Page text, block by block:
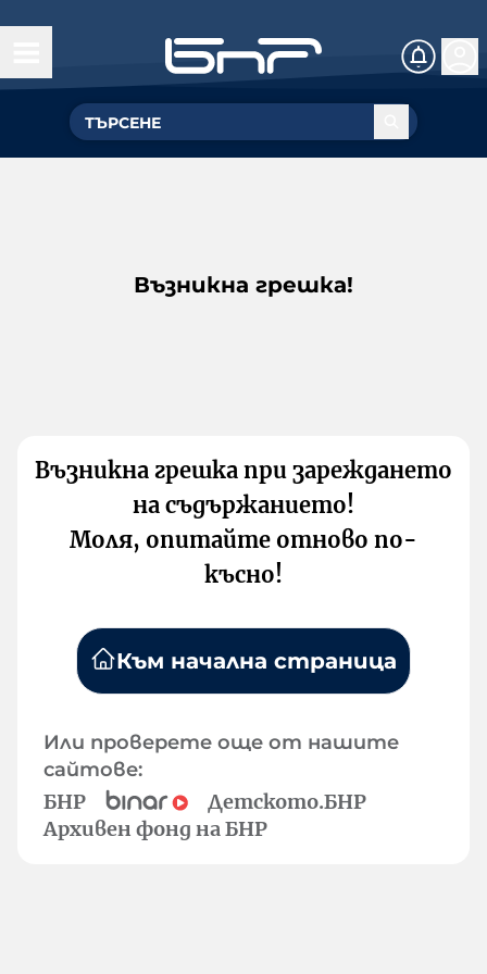
Възникна грешка!
Възникна грешка при зареждането
на съдържанието!
Моля, опитайте отново по-
късно!
Към начална страница
Или проверете още от нашите
сайтове:
БНР
Детското.БНР
Архивен фонд на БНР